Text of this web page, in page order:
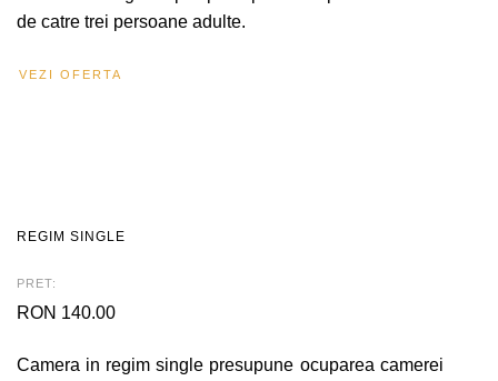
de catre trei persoane adulte.
VEZI OFERTA
REGIM SINGLE
PRET:
RON 140.00
Camera in regim single presupune ocuparea camerei